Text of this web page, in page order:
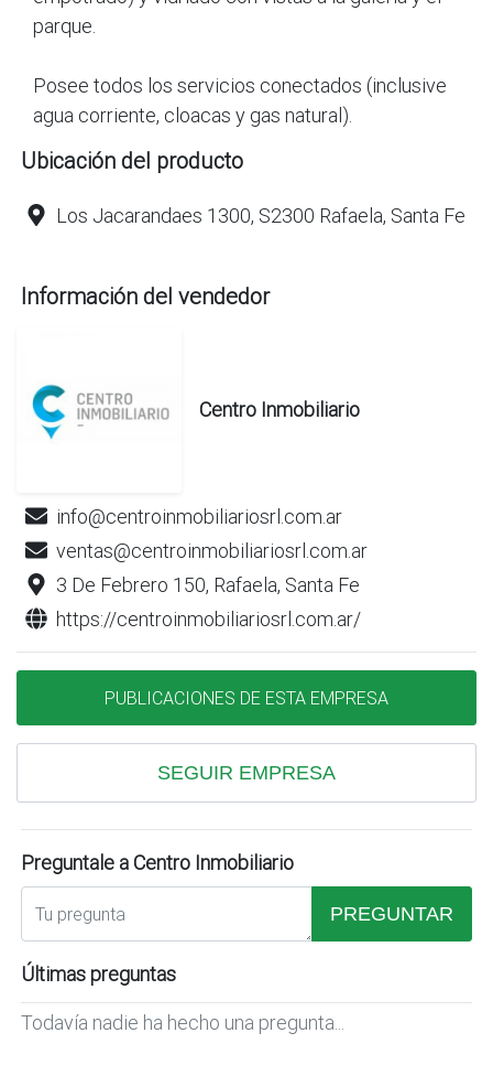
parque.
Posee todos los servicios conectados (inclusive
agua corriente, cloacas y gas natural).
Ubicación del producto
Los Jacarandaes 1300, S2300 Rafaela, Santa Fe
Información del vendedor
Centro Inmobiliario
info@centroinmobiliariosrl.com.ar
ventas@centroinmobiliariosrl.com.ar
3 De Febrero 150, Rafaela, Santa Fe
https://centroinmobiliariosrl.com.ar/
PUBLICACIONES DE ESTA EMPRESA
SEGUIR EMPRESA
Preguntale a Centro Inmobiliario
PREGUNTAR
Últimas preguntas
Todavía nadie ha hecho una pregunta...